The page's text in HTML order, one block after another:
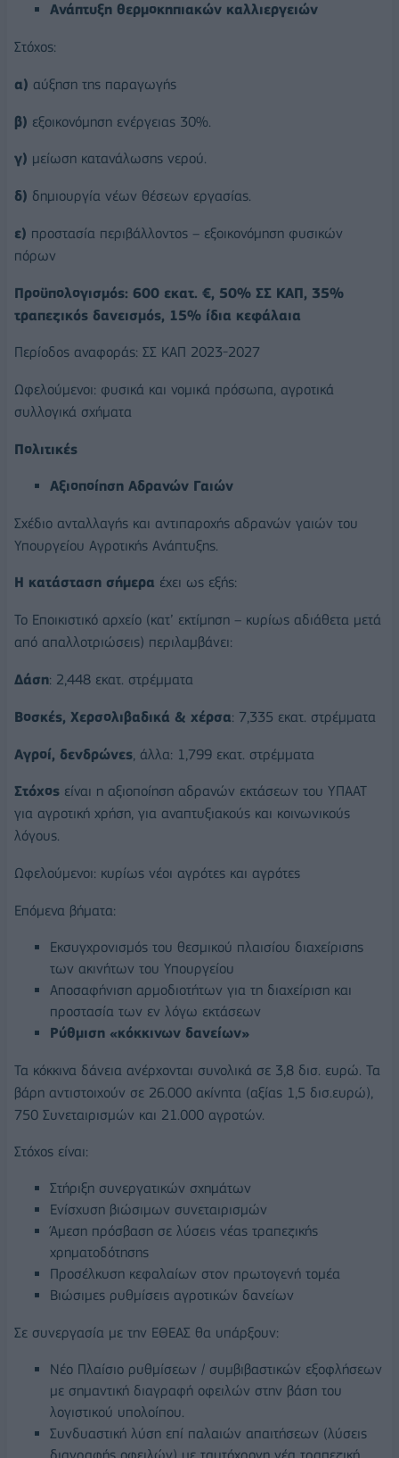
Ανάπτυξη θερμοκηπιακών καλλιεργειών
Στόχος:
α) αύξηση της παραγωγής
β) εξοικονόμηση ενέργειας 30%.
γ) μείωση κατανάλωσης νερού.
δ) δημιουργία νέων θέσεων εργασίας.
ε) προστασία περιβάλλοντος – εξοικονόμηση φυσικών
πόρων
Προϋπολογισμός: 600 εκατ. €, 50% ΣΣ ΚΑΠ, 35%
τραπεζικός δανεισμός, 15% ίδια κεφάλαια
Περίοδος αναφοράς: ΣΣ ΚΑΠ 2023-2027
Ωφελούμενοι: φυσικά και νομικά πρόσωπα, αγροτικά
συλλογικά σχήματα
Πολιτικές
Αξιοποίηση Αδρανών Γαιών
Σχέδιο ανταλλαγής και αντιπαροχής αδρανών γαιών του
Υπουργείου Αγροτικής Ανάπτυξης.
Η κατάσταση σήμερα έχει ως εξής:
Το Εποικιστικό αρχείο (κατ’ εκτίμηση – κυρίως αδιάθετα μετά
από απαλλοτριώσεις) περιλαμβάνει:
Δάση: 2,448 εκατ. στρέμματα
Βοσκές, Χερσολιβαδικά & χέρσα: 7,335 εκατ. στρέμματα
Αγροί, δενδρώνες , άλλα: 1,799 εκατ. στρέμματα
Στόχος είναι η αξιοποίηση αδρανών εκτάσεων του ΥΠΑΑΤ
για αγροτική χρήση, για αναπτυξιακούς και κοινωνικούς
λόγους.
Ωφελούμενοι: κυρίως νέοι αγρότες και αγρότες
Επόμενα βήματα:
Εκσυγχρονισμός του θεσμικού πλαισίου διαχείρισης
των ακινήτων του Υπουργείου
Αποσαφήνιση αρμοδιοτήτων για τη διαχείριση και
προστασία των εν λόγω εκτάσεων
Ρύθμιση «κόκκινων δανείων»
Τα κόκκινα δάνεια ανέρχονται συνολικά σε 3,8 δισ. ευρώ. Τα
βάρη αντιστοιχούν σε 26.000 ακίνητα (αξίας 1,5 δισ.ευρώ),
750 Συνεταιρισμών και 21.000 αγροτών.
Στόχος είναι:
Στήριξη συνεργατικών σχημάτων
Ενίσχυση βιώσιμων συνεταιρισμών
Άμεση πρόσβαση σε λύσεις νέας τραπεζικής
χρηματοδότησης
Προσέλκυση κεφαλαίων στον πρωτογενή τομέα
Βιώσιμες ρυθμίσεις αγροτικών δανείων
Σε συνεργασία με την ΕΘΕΑΣ θα υπάρξουν:
Νέο Πλαίσιο ρυθμίσεων / συμβιβαστικών εξοφλήσεων
με σημαντική διαγραφή οφειλών στην βάση του
λογιστικού υπολοίπου.
Συνδυαστική λύση επί παλαιών απαιτήσεων (λύσεις